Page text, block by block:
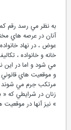
به نظر مي رسد رقم
آنان در عرصه هاي
عوض ، در نهاد
خانه و خانواده ،
مي شود و اما در اين
و موقعيت هاي قانوني
مرتكب جرم مي شوند
زنان در شرايطي كه «
» نيز آنها در موقعيت